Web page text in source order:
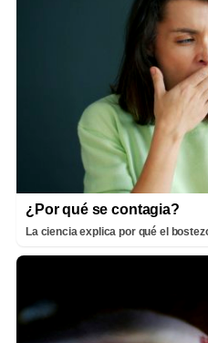
¿Por qué se contagia?
La ciencia explica por qué el